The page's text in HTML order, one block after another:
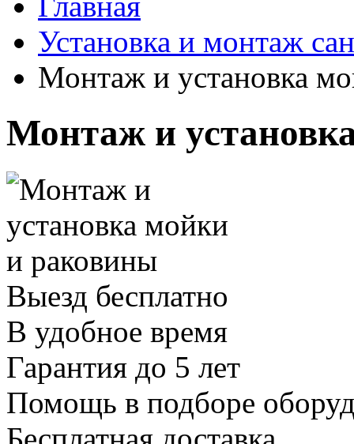
Установка и монтаж
Монтаж и установка
Монтаж и
Выезд бесплатно
В удобное время
Гарантия до 5 лет
Помощь в подборе